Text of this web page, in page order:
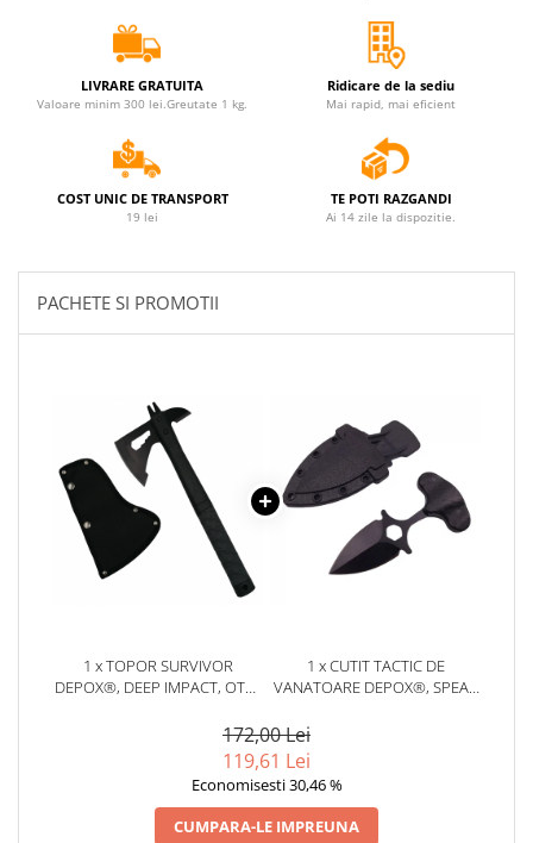
LIVRARE GRATUITA
Valoare minim 300 lei.Greutate 1 kg.
Ridicare de la sediu
Mai rapid, mai eficient
COST UNIC DE TRANSPORT
19 lei
TE POTI RAZGANDI
Ai 14 zile la dispozitie.
PACHETE SI PROMOTII
1 x TOPOR SURVIVOR
DEPOX®, DEEP IMPACT, OTEL
1 x CUTIT TACTIC DE
VANATOARE DEPOX®, SPEAR
CU PRINDERE CUREA
172,00 Lei
119,61 Lei
Economisesti 30,46 %
CUMPARA-LE IMPREUNA